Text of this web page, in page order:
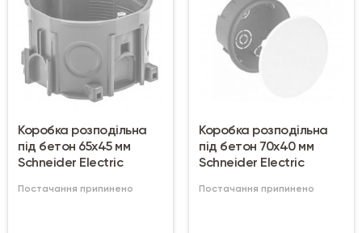
Коробка розподільна
під бетон 65х45 мм
Schneider Electric
Постачання припинено
Коробка розподільна
під бетон 70х40 мм
Schneider Electric
Постачання припинено